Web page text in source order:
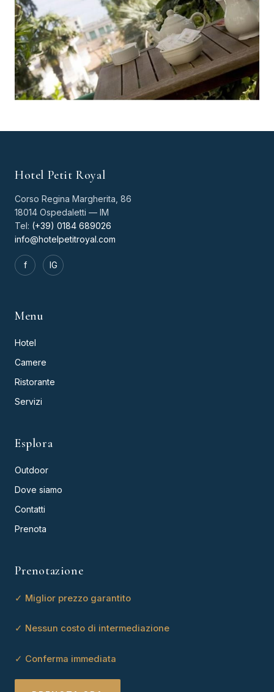
Hotel Petit Royal
Corso Regina Margherita, 86
18014 Ospedaletti — IM
Tel: (+39) 0184 689026
info@hotelpetitroyal.com
f IG
Menu
Hotel
Camere
Ristorante
Servizi
Esplora
Outdoor
Dove siamo
Contatti
Prenota
Prenotazione
✓ Miglior prezzo garantito
✓ Nessun costo di intermediazione
✓ Conferma immediata